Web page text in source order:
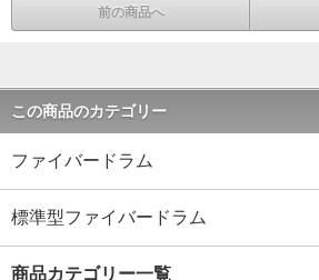
前の商品へ
この商品のカテゴリー
ファイバードラム
標準型ファイバードラム
商品カテゴリー一覧